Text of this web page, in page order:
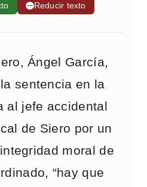
➖Reducir texto
Ángel García,
sentencia en la
al jefe accidental
de Siero por un
moral de
“hay que